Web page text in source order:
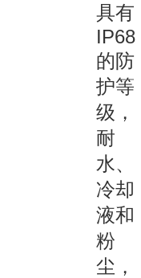
具有
IP68
的防
护等
级，
耐
水、
冷却
液和
粉
尘，